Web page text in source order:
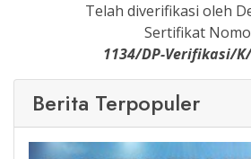
Telah diverifikasi oleh
Sertifikat
1134/DP-Verifikasi/
Berita Terpopuler